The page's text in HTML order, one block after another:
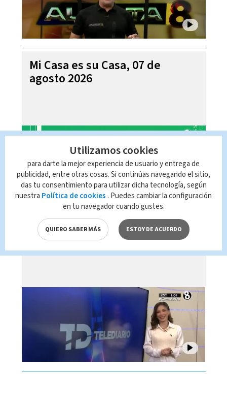
Mi Casa es su Casa, 07 de
agosto 2026
Telediario En Directo con Paula
Brenes, 07 de agosto 2026
Utilizamos cookies
para darte la mejor experiencia de usuario y entrega de
publicidad, entre otras cosas. Si continúas navegando el sitio,
das tu consentimiento para utilizar dicha tecnología, según
nuestra Política de cookies . Puedes cambiar la configuración
en tu navegador cuando gustes.
QUIERO SABER MÁS ESTOY DE ACUERDO